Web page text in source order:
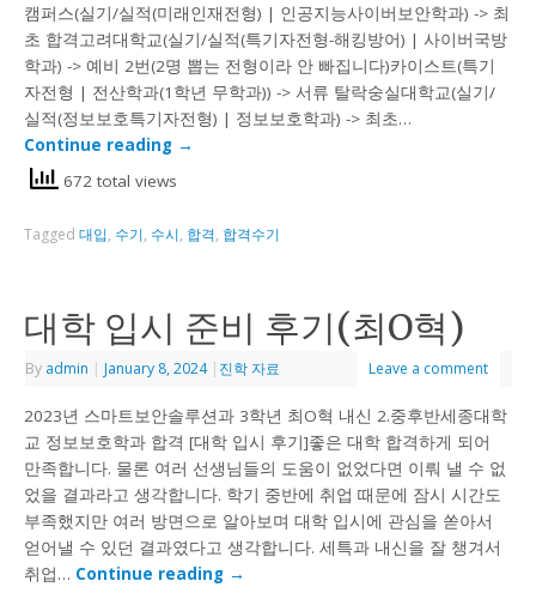
캠퍼스(실기/실적(미래인재전형) | 인공지능사이버보안학과) -> 최
초 합격고려대학교(실기/실적(특기자전형-해킹방어) | 사이버국방
학과) -> 예비 2번(2명 뽑는 전형이라 안 빠집니다)카이스트(특기
자전형 | 전산학과(1학년 무학과)) -> 서류 탈락숭실대학교(실기/
실적(정보보호특기자전형) | 정보보호학과) -> 최초…
Continue reading →
672 total views
Tagged대입, 수기, 수시, 합격, 합격수기
대학 입시 준비 후기(최O혁)
By admin | January 8, 2024 | 진학 자료 Leave a comment
2023년 스마트보안솔루션과 3학년 최O혁 내신 2.중후반세종대학
교 정보보호학과 합격 [대학 입시 후기]좋은 대학 합격하게 되어
만족합니다. 물론 여러 선생님들의 도움이 없었다면 이뤄 낼 수 없
었을 결과라고 생각합니다. 학기 중반에 취업 때문에 잠시 시간도
부족했지만 여러 방면으로 알아보며 대학 입시에 관심을 쏟아서
얻어낼 수 있던 결과였다고 생각합니다. 세특과 내신을 잘 챙겨서
취업… Continue reading →